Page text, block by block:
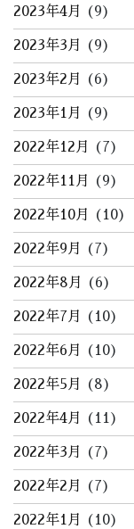
2023年4月 (9)
2023年3月 (9)
2023年2月 (6)
2023年1月 (9)
2022年12月 (7)
2022年11月 (9)
2022年10月 (10)
2022年9月 (7)
2022年8月 (6)
2022年7月 (10)
2022年6月 (10)
2022年5月 (8)
2022年4月 (11)
2022年3月 (7)
2022年2月 (7)
2022年1月 (10)